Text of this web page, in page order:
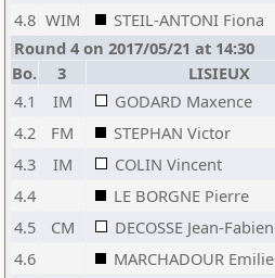
4.8 WIM STEIL-ANTONI Fiona
Round 4 on 2017/05/21 at 14:30
Bo.
3 LISIEUX
4.1
IM GODARD Maxence
4.2
FM STEPHAN Victor
4.3
IM COLIN Vincent
4.4
LE BORGNE Pierre
4.5
CM DECOSSE Jean-Fabien
4.6
MARCHADOUR Emilie